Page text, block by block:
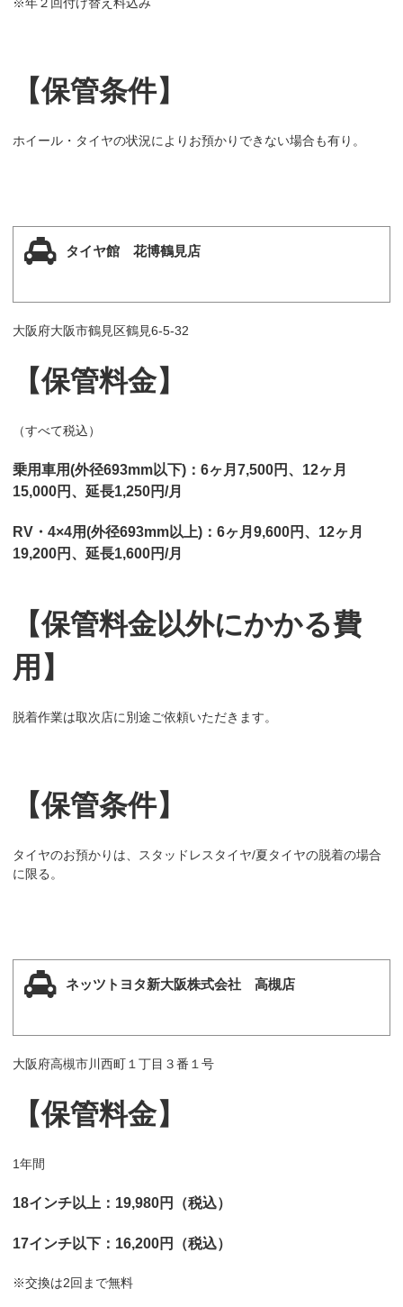
【保管条件】
ホイール・タイヤの状況によりお預かりできない場合も有り。
タイヤ館 花博鶴見店
大阪府大阪市鶴見区鶴見6-5-32
【保管料金】
（すべて税込）
乗用車用(外径693mm以下)：6ヶ月7,500円、12ヶ月
15,000円、延長1,250円/月
RV・4×4用(外径693mm以上)：6ヶ月9,600円、12ヶ月
19,200円、延長1,600円/月
【保管料金以外にかかる費
用】
脱着作業は取次店に別途ご依頼いただきます。
【保管条件】
タイヤのお預かりは、スタッドレスタイヤ/夏タイヤの脱着の場合
に限る。
ネッツトヨタ新大阪株式会社 高槻店
大阪府高槻市川西町１丁目３番１号
【保管料金】
1年間
18インチ以上：19,980円（税込）
17インチ以下：16,200円（税込）
※交換は2回まで無料